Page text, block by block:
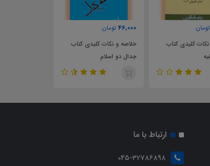
46,000
خلاصه و نکات کلیدی کتاب
جدال دو اسلام
60,000
سوالات تستی کتاب دولت
اسلامی
ارتباط با ما
045-32786898